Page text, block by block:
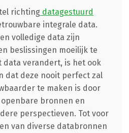
richtingdatagestuurd
integrale data.
volledige data zijn
beslissingen moeilijk te
data verandert, is het ook
dat deze nooit perfect zal
te maken is door
bronnen en
perspectieven. Tot voor
van diverse databronnen